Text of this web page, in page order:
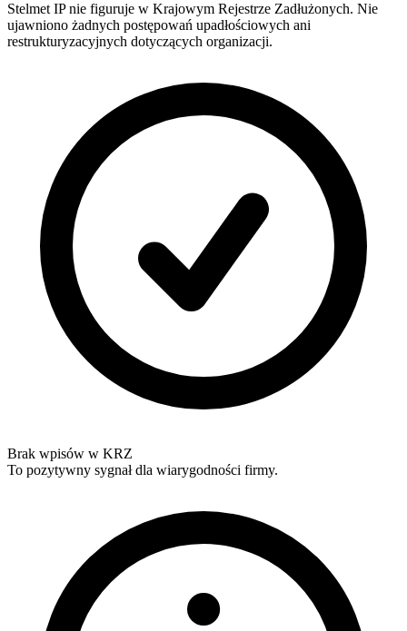
Stelmet IP nie figuruje w Krajowym Rejestrze Zadłużonych. Nie
ujawniono żadnych postępowań upadłościowych ani
restrukturyzacyjnych dotyczących organizacji.
Brak wpisów w KRZ
To pozytywny sygnał dla wiarygodności firmy.